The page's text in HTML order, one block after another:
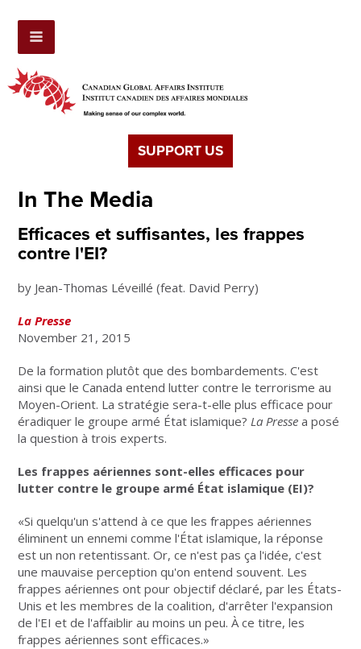
SUPPORT US
In The Media
Efficaces et suffisantes, les frappes
contre l'EI?
by Jean-Thomas Léveillé (feat. David Perry)
La Presse
November 21, 2015
De la formation plutôt que des bombardements. C'est
ainsi que le Canada entend lutter contre le terrorisme au
Moyen-Orient. La stratégie sera-t-elle plus efficace pour
éradiquer le groupe armé État islamique?La Presse a posé
la question à trois experts.
Les frappes aériennes sont-elles efficaces pour
lutter contre le groupe armé État islamique (EI)?
«Si quelqu'un s'attend à ce que les frappes aériennes
éliminent un ennemi comme l'État islamique, la réponse
est un non retentissant. Or, ce n'est pas ça l'idée, c'est
une mauvaise perception qu'on entend souvent. Les
frappes aériennes ont pour objectif déclaré, par les États-
Unis et les membres de la coalition, d'arrêter l'expansion
de l'EI et de l'affaiblir au moins un peu. À ce titre, les
frappes aériennes sont efficaces.»